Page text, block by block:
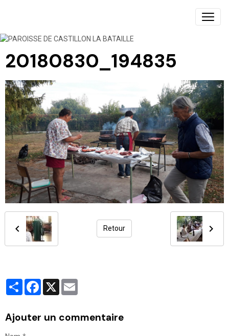
PAROISSE DE CASTILLON LA BATAILLE
20180830_194835
Retour
PartagerFacebook
X
Ajouter un commentaire